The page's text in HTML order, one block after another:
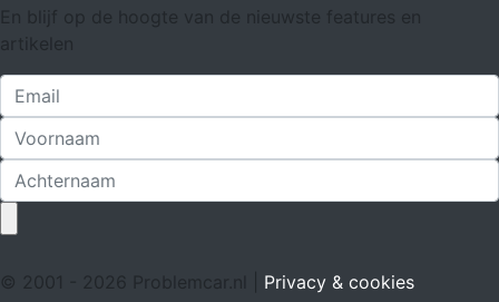
En blijf op de hoogte van de nieuwste features en
artikelen
© 2001 - 2026 Problemcar.nl | Privacy & cookies